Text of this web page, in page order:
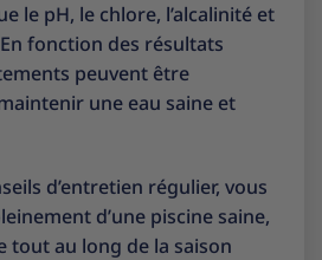
le pH, le chlore, l’alcalinité et
fonction des résultats
peuvent être
une eau saine et
d’entretien régulier, vous
d’une piscine saine,
tout au long de la saison